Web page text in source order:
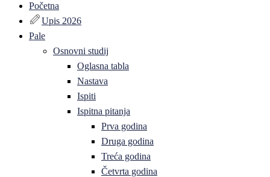
Početna
Upis 2026
Pale
Osnovni studij
Oglasna tabla
Nastava
Ispiti
Ispitna pitanja
Prva godina
Druga godina
Treća godina
Četvrta godina